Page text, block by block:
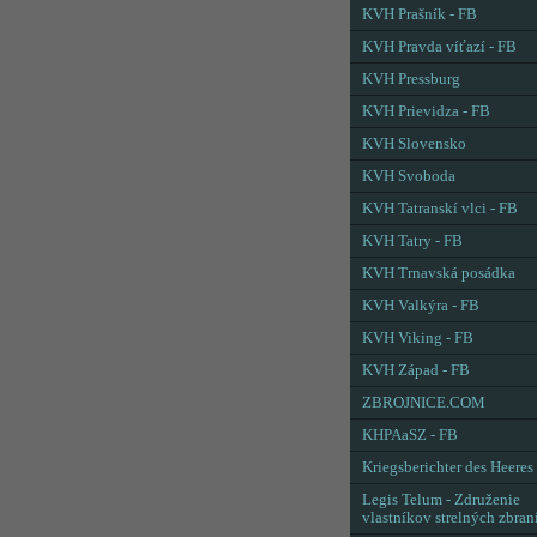
KVH Prašník - FB
KVH Pravda víťazí - FB
KVH Pressburg
KVH Prievidza - FB
KVH Slovensko
KVH Svoboda
KVH Tatranskí vlci - FB
KVH Tatry - FB
KVH Trnavská posádka
KVH Valkýra - FB
KVH Viking - FB
KVH Západ - FB
ZBROJNICE.COM
KHPAaSZ - FB
Kriegsberichter des Heeres
Legis Telum - Združenie
vlastníkov strelných